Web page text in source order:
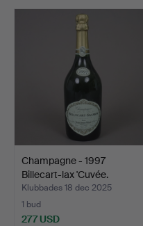
Champagne - 1997
Billecart-lax 'Cuvée.
Klubbades 18 dec 2025
1 bud
277 USD